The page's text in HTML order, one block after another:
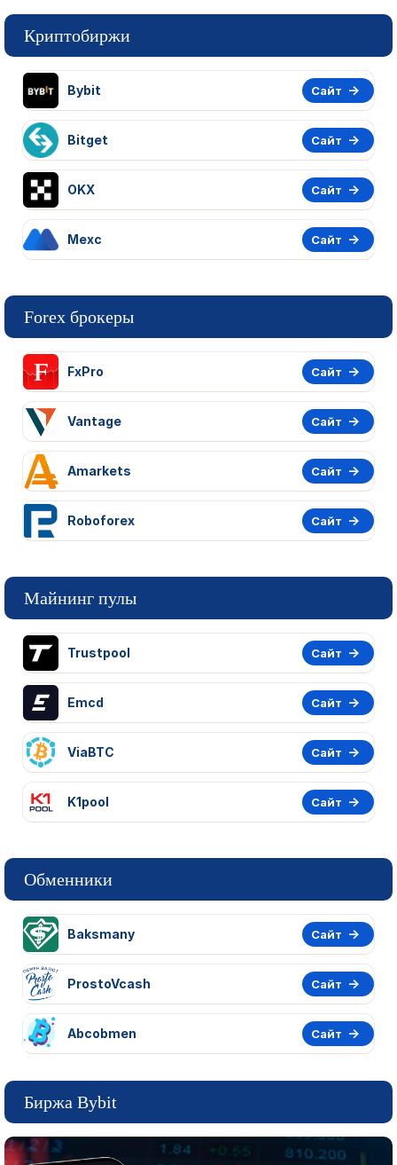
Криптобиржи
Bybit Сайт
Bitget Сайт
OKX Сайт
Mexc Сайт
Forex брокеры
FxPro Сайт
Vantage Сайт
Amarkets Сайт
Roboforex Сайт
Майнинг пулы
Trustpool Сайт
Emcd Сайт
ViaBTC Сайт
K1pool Сайт
Обменники
Baksmany Сайт
ProstoVcash Сайт
Abcobmen Сайт
Биржа Bybit